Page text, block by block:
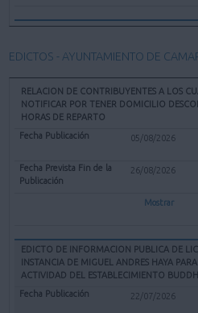
EDICTOS - AYUNTAMIENTO DE
RELACION DE CONTRIBUYENTES A LOS
NOTIFICAR POR TENER DOMICILIO
HORAS DE REPARTO
05/08/2026
26/08/2026
Mostrar
EDICTO DE INFORMACION PUBLICA DE
INSTANCIA DE MIGUEL ANDRES HAYA
ACTIVIDAD DEL ESTABLECIMIENTO
22/07/2026